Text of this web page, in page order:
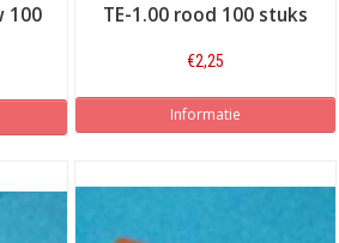
100
TE-1.00 rood 100 stuks
€2,25
Informatie